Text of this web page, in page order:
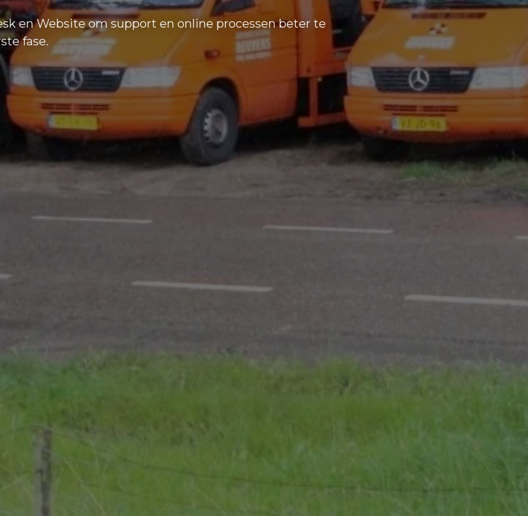
en Website om support en online processen beter te
fase.